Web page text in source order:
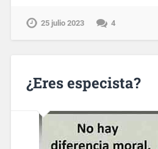
25 julio 2023 4
¿Eres especista?